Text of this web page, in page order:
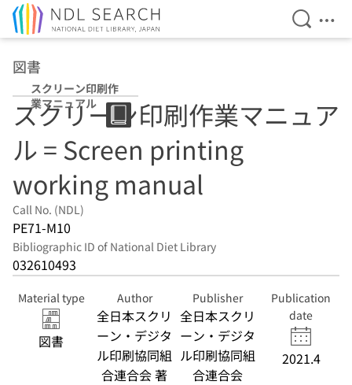
Open
図書
スクリーン印刷作
業マニュアル
スクリーン印刷作業マニュア
ル = Screen printing
working manual
Call No. (NDL)
PE71-M10
Bibliographic ID of National Diet Library
032610493
Material type
図書
Author
全日本スクリ
ーン・デジタ
ル印刷協同組
合連合会 著
Publisher
全日本スクリ
ーン・デジタ
ル印刷協同組
合連合会
Publication
date
2021.4